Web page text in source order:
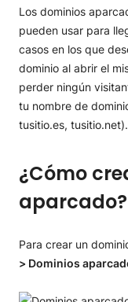
específica?
Preguntas
Los dominios
pueden usar para
casos en los que
dominio al abrir el
perder ningún
tu nombre de
tusitio.es, tusitio.net).
¿Cómo
aparcado?
Para crear un
> Dominios